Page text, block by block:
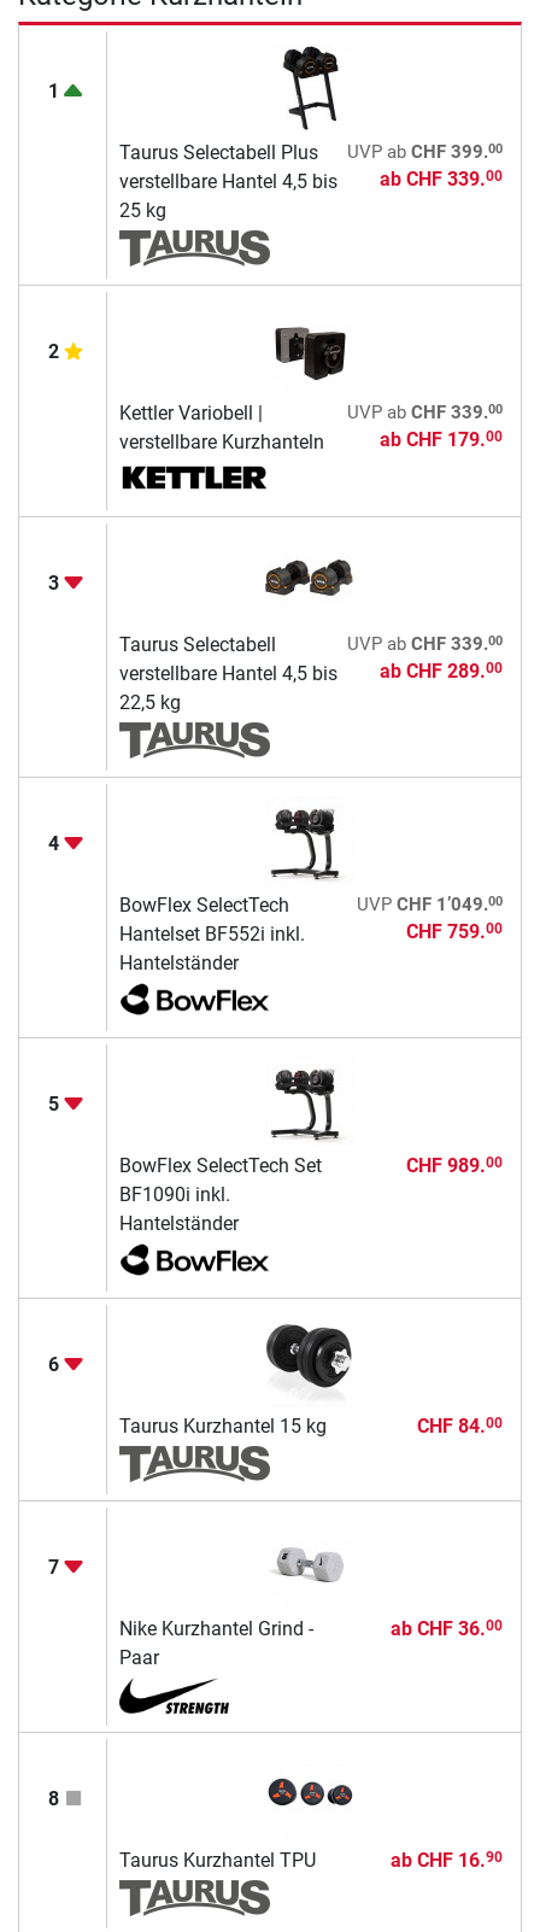
1
Taurus Selectabell Plus
verstellbare Hantel 4,5 bis
25 kg
UVPab CHF 399.00
ab CHF 339.00
2
Kettler Variobell |
verstellbare Kurzhanteln
UVPab CHF 339.00
ab CHF 179.00
3
Taurus Selectabell
verstellbare Hantel 4,5 bis
22,5 kg
UVPab CHF 339.00
ab CHF 289.00
4
BowFlex SelectTech
Hantelset BF552i inkl.
Hantelständer
UVP CHF 1’049.00
CHF 759.00
5
BowFlex SelectTech Set
BF1090i inkl.
Hantelständer
CHF 989.00
6
Taurus Kurzhantel 15 kg CHF 84.00
7
Nike Kurzhantel Grind -
Paar
ab CHF 36.00
8
Taurus Kurzhantel TPU ab CHF 16.90